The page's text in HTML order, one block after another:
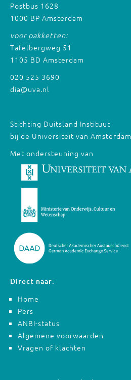
Postbus 1628
1000 BP Amsterdam
voor pakketten:
Tafelbergweg 51
1105 BD Amsterdam
020 525 3690
dia@uva.nl
Stichting Duitsland Instituut
bij de Universiteit van Amsterdam
Met ondersteuning van
Direct naar:
Home
Pers
ANBI-status
Algemene voorwaarden
Vragen of klachten